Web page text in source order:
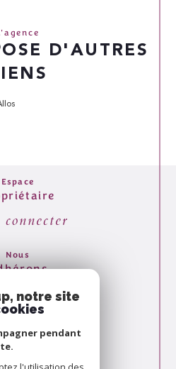
L'agence
D'AUTRES
Espace
connecter
Nous
notre site
pendant